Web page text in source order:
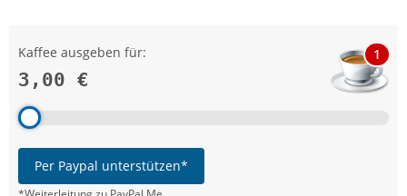
Kaffee ausgeben für:
3,00 €
1
Per Paypal unterstützen*